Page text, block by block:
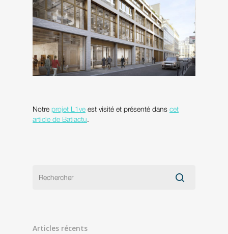
Notre projet L1ve est visité et présenté dans cet
article de Batiactu.
Articles récents